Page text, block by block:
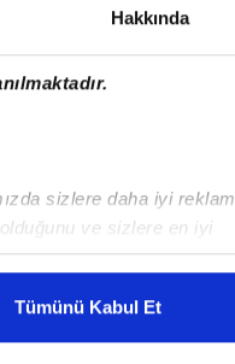
Hakkında
sizlere daha iyi reklam
ve sizlere en iyi
karşılamak
gösterilmeyecektir."
Tümünü Kabul Et